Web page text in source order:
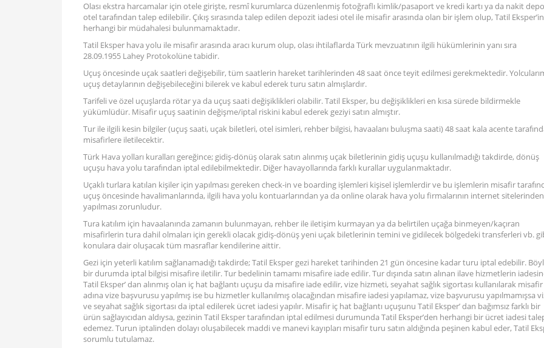
Olası ekstra harcamalar için otele girişte, resmî kurumlarca düzenlenmiş fotoğraflı kimlik/pasaport ve kredi kartı ya da nakit
otel tarafından talep edilebilir. Çıkış sırasında talep edilen depozit iadesi otel ile misafir arasında olan bir işlem olup, Tatil Eksper’in
herhangi bir müdahalesi bulunmamaktadır.
Tatil Eksper hava yolu ile misafir arasında aracı kurum olup, olası ihtilaflarda Türk mevzuatının ilgili hükümlerinin yanı sıra
28.09.1955 Lahey Protokolüne tabidir.
Uçuş öncesinde uçak saatleri değişebilir, tüm saatlerin hareket tarihlerinden 48 saat önce teyit edilmesi gerekmektedir.
uçuş detaylarının değişebileceğini bilerek ve kabul ederek turu satın almışlardır.
Tarifeli ve özel uçuşlarda rötar ya da uçuş saati değişiklikleri olabilir. Tatil Eksper, bu değişiklikleri en kısa sürede bildirmekle
yükümlüdür. Misafir uçuş saatinin değişme/iptal riskini kabul ederek geziyi satın almıştır.
Tur ile ilgili kesin bilgiler (uçuş saati, uçak biletleri, otel isimleri, rehber bilgisi, havaalanı buluşma saati) 48 saat kala acente
misafirlere iletilecektir.
Türk Hava yolları kuralları gereğince; gidiş-dönüş olarak satın alınmış uçak biletlerinin gidiş uçuşu kullanılmadığı takdirde, dönüş
uçuşu hava yolu tarafından iptal edilebilmektedir. Diğer havayollarında farklı kurallar uygulanmaktadır.
Uçaklı turlara katılan kişiler için yapılması gereken check-in ve boarding işlemleri kişisel işlemlerdir ve bu işlemlerin misafir
uçuş öncesinde havalimanlarında, ilgili hava yolu kontuarlarından ya da online olarak hava yolu firmalarının internet sitelerinden
yapılması zorunludur.
Tura katılım için havaalanında zamanın bulunmayan, rehber ile iletişim kurmayan ya da belirtilen uçağa binmeyen/kaçıran
misafirlerin tura dahil olmaları için gerekli olacak gidiş-dönüş yeni uçak biletlerinin temini ve gidilecek bölgedeki transferleri vb.
konulara dair oluşacak tüm masraflar kendilerine aittir.
Gezi için yeterli katılım sağlanamadığı takdirde; Tatil Eksper gezi hareket tarihinden 21 gün öncesine kadar turu iptal edebilir.
bir durumda iptal bilgisi misafire iletilir. Tur bedelinin tamamı misafire iade edilir. Tur dışında satın alınan ilave hizmetlerin
Tatil Eksper’ dan alınmış olan iç hat bağlantı uçuşu da misafire iade edilir, vize hizmeti, seyahat sağlık sigortası kullanılarak misafir
adına vize başvurusu yapılmış ise bu hizmetler kullanılmış olacağından misafire iadesi yapılamaz, vize başvurusu yapılmamışsa
ve seyahat sağlık sigortası da iptal edilerek ücret iadesi yapılır. Misafir iç hat bağlantı uçuşunu Tatil Eksper’ dan bağımsız farklı bir
ürün sağlayıcıdan aldıysa, gezinin Tatil Eksper tarafından iptal edilmesi durumunda Tatil Eksper’den herhangi bir ücret iadesi
edemez. Turun iptalinden dolayı oluşabilecek maddi ve manevi kayıpları misafir turu satın aldığında peşinen kabul eder, Tatil
sorumlu tutulamaz.